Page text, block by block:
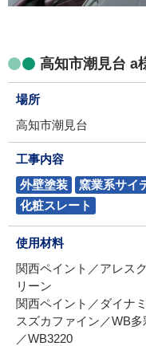
高知市潮見台 a
場所
高知市潮見台
工事内容
外壁塗装
窯業系サイ
化粧スレート
使用材料
関西ペイント／アレス
リーン
関西ペイント／ダイナ
スズカファイン／WB多
／WB3220